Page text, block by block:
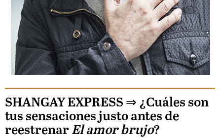
SHANGAY EXPRESS ⇒ ¿Cuáles son
tus sensaciones justo antes de
reestrenar El amor brujo?